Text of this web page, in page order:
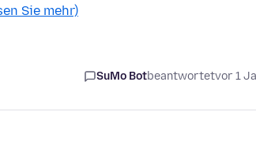
Sie mehr)
SuMo Botbeantwortetvor 1